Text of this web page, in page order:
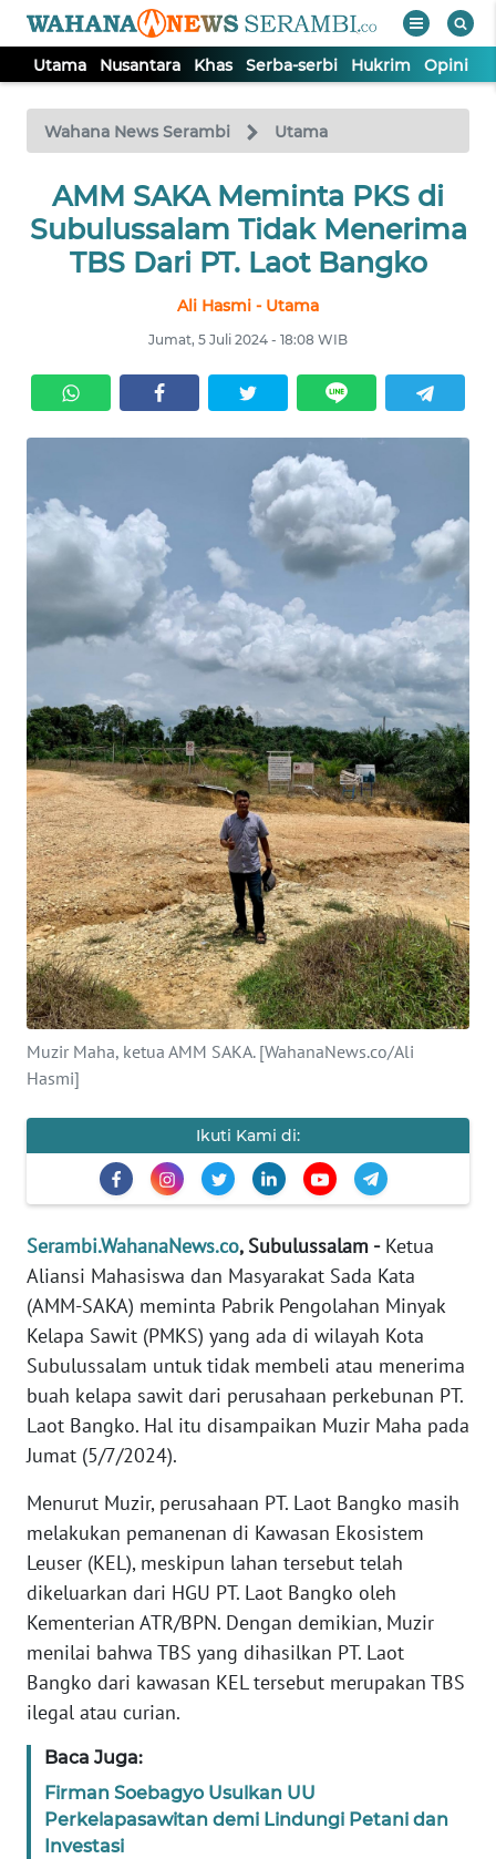
Utama Nusantara Khas Serba-serbi Hukrim Opini
Wahana News Serambi Utama
AMM SAKA Meminta PKS di
Subulussalam Tidak Menerima
TBS Dari PT. Laot Bangko
Ali Hasmi - Utama
Jumat, 5 Juli 2024 - 18:08 WIB
Muzir Maha, ketua AMM SAKA. [WahanaNews.co/Ali
Hasmi]
Ikuti Kami di:
Serambi.WahanaNews.co, Subulussalam -Ketua
Aliansi Mahasiswa dan Masyarakat Sada Kata
(AMM-SAKA) meminta Pabrik Pengolahan Minyak
Kelapa Sawit (PMKS) yang ada di wilayah Kota
Subulussalam untuk tidak membeli atau menerima
buah kelapa sawit dari perusahaan perkebunan PT.
Laot Bangko. Hal itu disampaikan Muzir Maha pada
Jumat (5/7/2024).
Menurut Muzir, perusahaan PT. Laot Bangko masih
melakukan pemanenan di Kawasan Ekosistem
Leuser (KEL), meskipun lahan tersebut telah
dikeluarkan dari HGU PT. Laot Bangko oleh
Kementerian ATR/BPN. Dengan demikian, Muzir
menilai bahwa TBS yang dihasilkan PT. Laot
Bangko dari kawasan KEL tersebut merupakan TBS
ilegal atau curian.
Baca Juga:
Firman Soebagyo Usulkan UU
Perkelapasawitan demi Lindungi Petani dan
Investasi
TV
Tutup
UTAMA
NUSANTARA
SERBA-
SERBI
OPINI
Informasi
INDEKS
BERITA
KONTAK
KAMI
INFO
IKLAN
TENTANG
KAMI
PEDOMAN
MEDIA
SIBER
DISCLAIMER
Wahana
News
Regional
WN
SUMUT
JAKARTA
WN
JABAR
WN
BANTEN
NTT
WN
KEPRI